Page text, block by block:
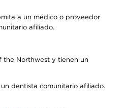
a un médico o proveedor
afiliado.
the Northwest y tienen un
dentista comunitario afiliado.